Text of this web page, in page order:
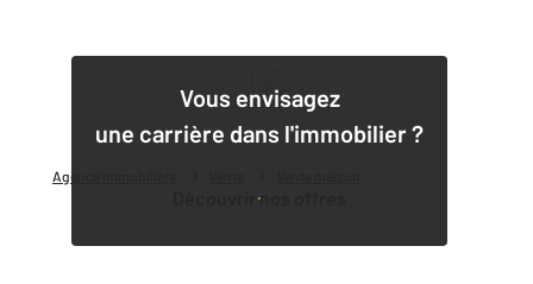
Agence immobilière
Vous envisagez
une carrière dans l'immobilier ?
Découvrir nos offres
1